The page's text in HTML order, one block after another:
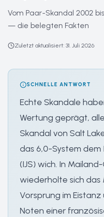
Vom Paar-Skandal 2002
— die belegten Fakten
Zuletzt aktualisiert: 31. Juli 2026
SCHNELLE ANTWORT
Echte Skandale
Wertung geprägt,
Skandal von Salt
das 6,0-System dem
(IJS) wich. In
wiederholte sich das
Vorsprung im
Noten einer